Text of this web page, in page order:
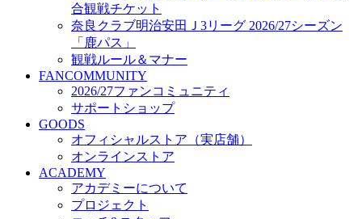
練習拠点（ナラディーア）
SCHOOL
2026/27 パートナー企業
パートナー募集
クラブ理念
クラブ情報
サステナビリティ
Web制作支援
応援プロジェクト
合観戦チケット
奈良クラブ明治安田Ｊ3リーグ 2026/27シーズン
「鹿パス」
観戦ルール＆マナー
FANCOMMUNITY
2026/27ファンコミュニティ
サポートショップ
GOODS
オフィシャルストア（実店舗）
オンラインストア
ACADEMY
アカデミーについて
プロジェクト